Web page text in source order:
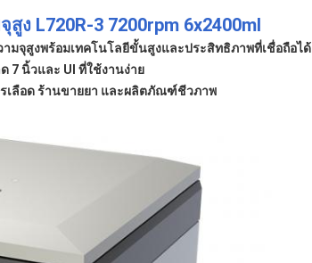
ง L720R-3 7200rpm 6x2400ml
ามจุสูงพร้อมเทคโนโลยีขั้นสูงและประสิทธิภาพที่เชื่อถือได้
7 นิ้วและ UI ที่ใช้งานง่าย
เลือด ร้านขายยา และผลิตภัณฑ์ชีวภาพ